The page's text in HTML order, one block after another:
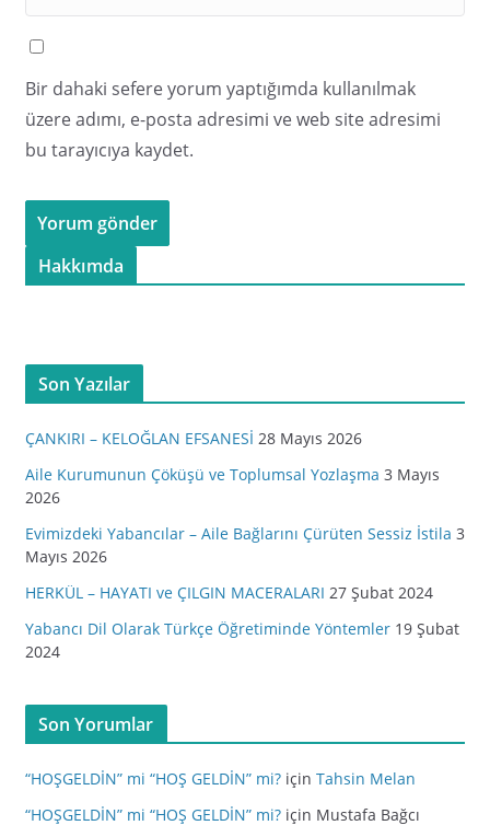
Bir dahaki sefere yorum yaptığımda kullanılmak
üzere adımı, e-posta adresimi ve web site adresimi
bu tarayıcıya kaydet.
Hakkımda
Son Yazılar
ÇANKIRI – KELOĞLAN EFSANESİ 28 Mayıs 2026
Aile Kurumunun Çöküşü ve Toplumsal Yozlaşma 3 Mayıs
2026
Evimizdeki Yabancılar – Aile Bağlarını Çürüten Sessiz İstila 3
Mayıs 2026
HERKÜL – HAYATI ve ÇILGIN MACERALARI 27 Şubat 2024
Yabancı Dil Olarak Türkçe Öğretiminde Yöntemler 19 Şubat
2024
Son Yorumlar
“HOŞGELDİN” mi “HOŞ GELDİN” mi?için Tahsin Melan
“HOŞGELDİN” mi “HOŞ GELDİN” mi?için Mustafa Bağcı